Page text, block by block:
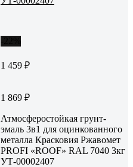
1 459 ₽
1 869 ₽
Атмосферостойкая грунт-
эмаль 3в1 для оцинкованного
металла Красковия Ржавомет
PROFI «ROOF» RAL 7040 3кг
УТ-00002407